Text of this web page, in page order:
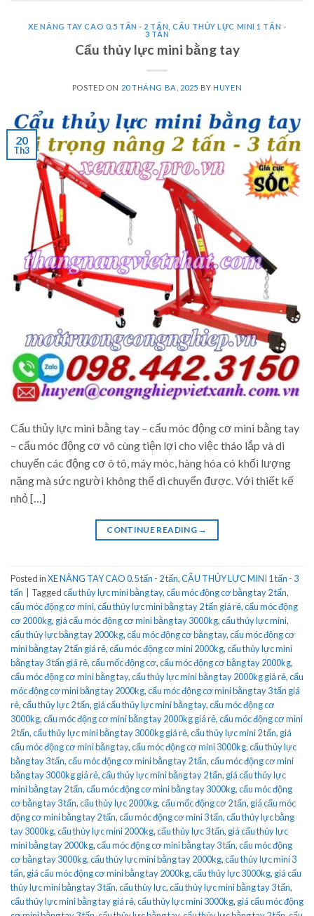
XE NÂNG TAY CAO 0.5 TẤN - 2 TẤN ,CẨU THỦY LỰC MINI 1 TẤN -
3 TẤN
Cẩu thủy lực mini bằng tay
POSTED ON 20 THÁNG BA, 2025 BYHUYEN
20
Th3
Cẩu thủy lực mini bằng tay – cẩu móc động cơ mini bằng tay
– cẩu móc động cơ vô cùng tiện lợi cho việc tháo lắp và di
chuyển các động cơ ô tô, máy móc, hàng hóa có khối lượng
nặng mà sức người không thể di chuyển được. Với thiết kế
nhỏ […]
CONTINUE READING →
Posted inXE NÂNG TAY CAO 0.5 tấn - 2 tấn,CẨU THỦY LỰC MINI 1 tấn - 3
tấn
Taggedcẩu thủy lực mini bằng tay,cẩu móc động cơ bằng tay 2 tấn,
cẩu móc động cơ mini,cẩu thủy lực mini bằng tay 2 tấn giá rẻ,cẩu móc động
cơ 2000kg, giá cẩu móc động cơ mini bằng tay 3000kg,cẩu thủy lực mini,
cẩu thủy lực bằng tay 2000kg,cẩu móc động cơ bằng tay,cẩu móc động cơ
mini bằng tay 2 tấn giá rẻ,cẩu móc động cơ mini 2000kg,cẩu thủy lực mini
bằng tay 3 tấn giá rẻ,cẩu mốc động cơ,cẩu móc động cơ bằng tay 2000kg,
cẩu móc động cơ mini bằng tay,cẩu thủy lực mini bằng tay 2000kg giá rẻ,cẩu
móc động cơ mini bằng tay 2000kg,cẩu móc động cơ mini bằng tay 3 tấn giá
rẻ,cẩu thủy lực 2 tấn, giá cẩu thủy lực mini bằng tay,cẩu móc động cơ
3000kg,cẩu móc động cơ mini bằng tay 2000kg giá rẻ,cẩu móc động cơ mini
2 tấn,cẩu thủy lực mini bằng tay 3000kg giá rẻ,cẩu thủy lực mini 2 tấn, giá
cẩu móc động cơ mini bằng tay,cẩu móc động cơ mini 3000kg,cẩu thủy lực
bằng tay 3 tấn,cẩu móc động cơ mini bằng tay 2 tấn,cẩu móc động cơ mini
bằng tay 3000kg giá rẻ,cẩu thủy lực mini bằng tay 2 tấn, giá cẩu thủy lực
mini bằng tay 2 tấn,cẩu móc động cơ mini bằng tay 3000kg,cẩu móc động
cơ bằng tay 3 tấn,cẩu thủy lực 2000kg,cẩu mốc động cơ 2 tấn, giá cẩu móc
động cơ mini bằng tay 2 tấn,cẩu móc động cơ mini 3 tấn,cẩu thủy lực bằng
tay 3000kg,cẩu thủy lực mini 2000kg,cẩu thủy lực 3 tấn, giá cẩu thủy lực
mini bằng tay 2000kg,cẩu móc động cơ mini bằng tay 3 tấn,cẩu móc động
cơ bằng tay 3000kg,cẩu thủy lực mini bằng tay 2000kg,cẩu thủy lực mini 3
tấn, giá cẩu móc động cơ mini bằng tay 2000kg,cẩu thủy lực 3000kg, giá cẩu
thủy lực mini bằng tay 3 tấn,cẩu thủy lực,cẩu thủy lực mini bằng tay 3 tấn,
cẩu thủy lực mini bằng tay giá rẻ,cẩu thủy lực mini 3000kg, giá cẩu móc động